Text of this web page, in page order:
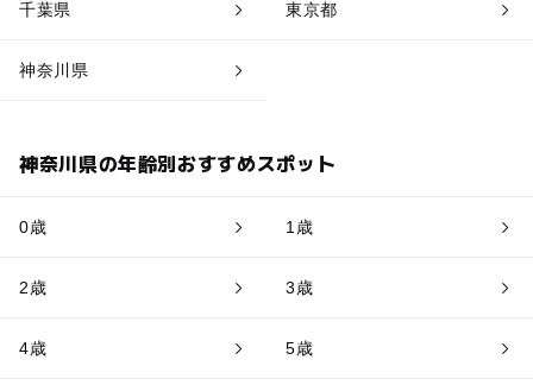
千葉県 東京都
神奈川県
神奈川県の年齢別おすすめスポット
0歳 1歳
2歳 3歳
4歳 5歳